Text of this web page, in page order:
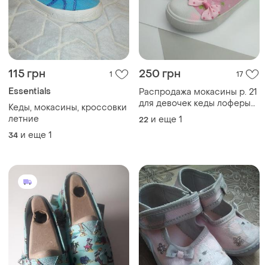
115 грн 1
Essentials
Кеды, мокасины, кроссовки
летние
34 и еще 1
250 грн 17
Распродажа мокасины р. 21
для девочек кеды лоферы
туфли
22 и еще 1